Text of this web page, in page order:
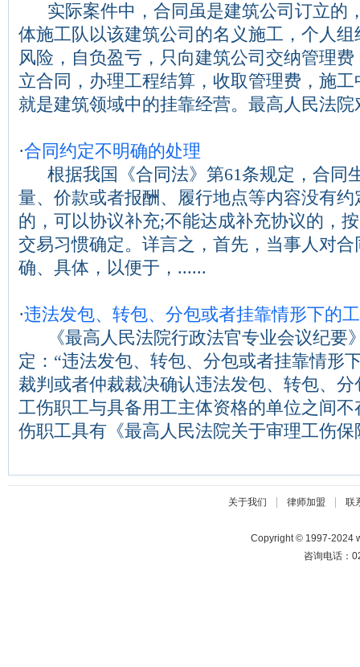
实际案件中，合同虽是建筑公司订立的
体施工队以该建筑公司的名义施工，个人
风险，自负盈亏，只向建筑公司交纳管理
立合同，办理工程结算，收取管理费，施
就是建筑领域中的挂靠经营。最高人民法院
·合同约定不明确的处理
根据我国《合同法》第61条规定，合同
量、价款或者报酬、履行地点等内容没有
的，可以协议补充;不能达成补充协议的，
交易习惯确定。详言之，首先，当事人对
确、具体，以便于，......
·违法发包、转包、分包或者挂靠情形下的
《最高人民法院行政法官专业会议纪要
定：“违法发包、转包、分包或者挂靠情形
裁判或者仲裁裁决确认违法发包、转包、
工伤职工与具备用工主体资格的单位之间
伤职工具有《最高人民法院关于审理工伤保
关于我们 | 律师加盟 | 联
Copyright © 1997-2024
咨询电话：